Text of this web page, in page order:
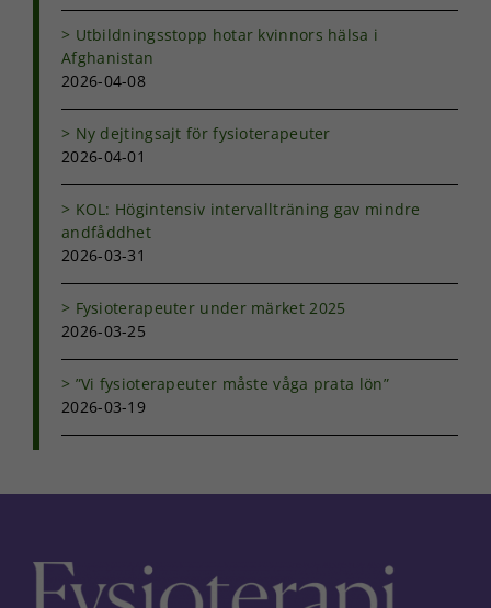
Utbildningsstopp hotar kvinnors hälsa i
Afghanistan
2026-04-08
Ny dejtingsajt för fysioterapeuter
2026-04-01
KOL: Högintensiv intervallträning gav mindre
andfåddhet
2026-03-31
Fysioterapeuter under märket 2025
2026-03-25
”Vi fysioterapeuter måste våga prata lön”
2026-03-19
Upplevelse
möjligt under
de här
kakorna
att försvinna
från
Marknadsföring
med dig av dina
anpassat innehåll
och erbjudanden.